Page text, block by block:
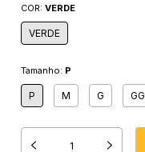
COR:VERDE
VERDE
Tamanho: P
P M G GG